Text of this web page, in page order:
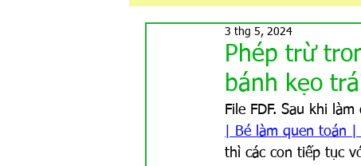
Sách T-Anh online
Khoa học TN
Phép trừ
bánh kẹo
3 thg 5, 2024
File FDF. Sau khi
| Bé làm quen toán
thì các con tiếp tục